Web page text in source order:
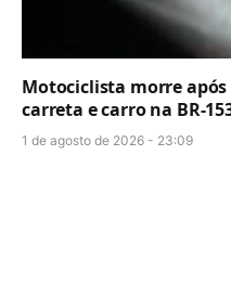
Motociclista morre
carreta e carro na BR-
1 de agosto de 2026 - 23:09